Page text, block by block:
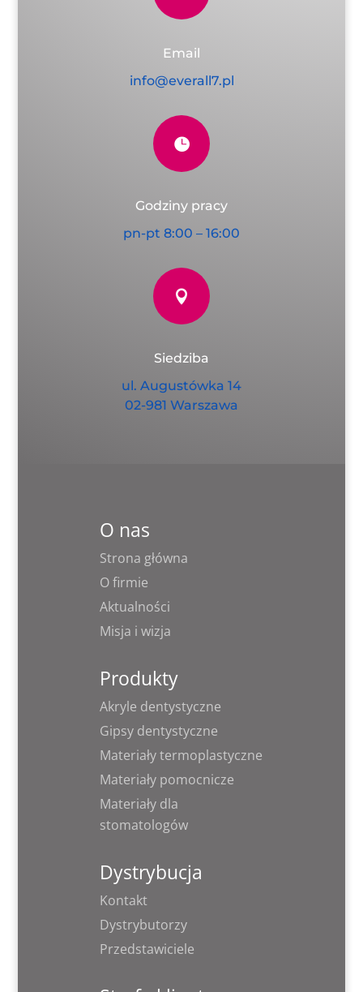
Email
info@everall7.pl

Godziny pracy
pn-pt 8:00 – 16:00

Siedziba
ul. Augustówka 14
02-981 Warszawa
O nas
Strona główna
O firmie
Aktualności
Misja i wizja
Produkty
Akryle dentystyczne
Gipsy dentystyczne
Materiały termoplastyczne
Materiały pomocnicze
Materiały dla
stomatologów
Dystrybucja
Kontakt
Dystrybutorzy
Przedstawiciele